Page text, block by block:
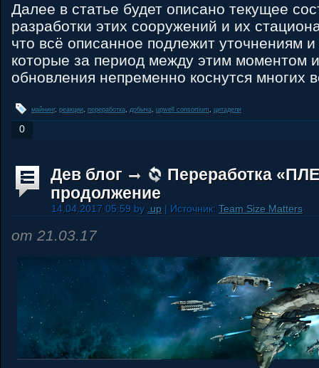
Далее в статье будет описано текущее
разработки этих сооружений и их
что всё описанное подлежит уточнениям
которые за период между этим моментом
обновления непременно коснутся многих
майнинг, реакции переработка добыча upwell consortium цитадели
0
Дев блог
Переработка
продолжение
14.04.2017 05:59 by .up | Источник: Team Size Matters
от 21.03.17